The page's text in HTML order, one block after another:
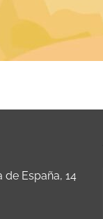
de España, 14